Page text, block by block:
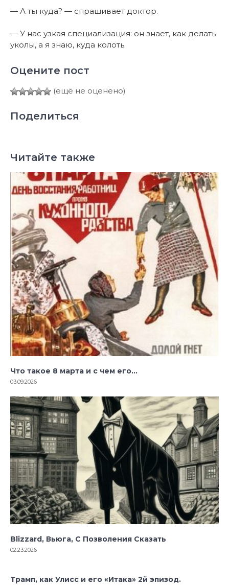
— А ты куда? — спрашивает доктор.
— У нас узкая специализация: он знает, как делать
уколы, а я знаю, куда колоть.
Оцените пост
(ещё не оценено)
Поделиться
Читайте также
Что такое 8 марта и с чем его…
03.09.2026
Blizzard, Вьюга, С Позволения Сказать
02.23.2026
Трамп, как Улисс и его «Итака» 2й эпизод.